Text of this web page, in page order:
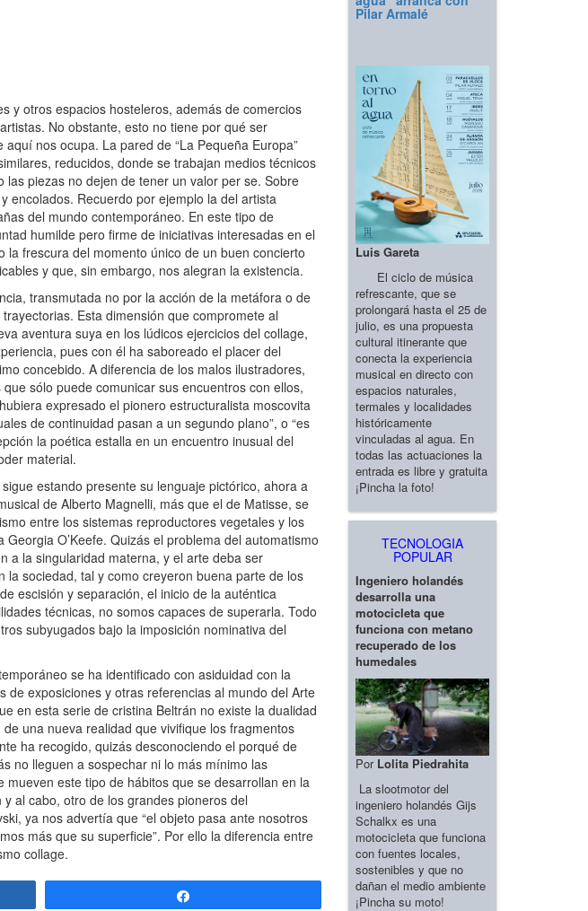
y otros espacios hosteleros, además de comercios
No obstante, esto no tiene por qué ser
nos ocupa. La pared de “La Pequeña Europa”
reducidos, donde se trabajan medios técnicos
piezas no dejen de tener un valor per se. Sobre
encolados. Recuerdo por ejemplo la del artista
del mundo contemporáneo. En este tipo de
humilde pero firme de iniciativas interesadas en el
frescura del momento único de un buen concierto
y que, sin embargo, nos alegran la existencia.
transmutada no por la acción de la metáfora o de
Esta dimensión que compromete al
aventura suya en los lúdicos ejercicios del collage,
pues con él ha saboreado el placer del
concebido. A diferencia de los malos ilustradores,
sólo puede comunicar sus encuentros con ellos,
expresado el pionero estructuralista moscovita
de continuidad pasan a un segundo plano”, o “es
la poética estalla en un encuentro inusual del
material.
estando presente su lenguaje pictórico, ahora a
de Alberto Magnelli, más que el de Matisse, se
entre los sistemas reproductores vegetales y los
O’Keefe. Quizás el problema del automatismo
a la singularidad materna, y el arte deba ser
sociedad, tal y como creyeron buena parte de los
escisión y separación, el inicio de la auténtica
técnicas, no somos capaces de superarla. Todo
subyugados bajo la imposición nominativa del
se ha identificado con asiduidad con la
exposiciones y otras referencias al mundo del Arte
en esta serie de cristina Beltrán no existe la dualidad
una nueva realidad que vivifique los fragmentos
ha recogido, quizás desconociendo el porqué de
no lleguen a sospechar ni lo más mínimo las
este tipo de hábitos que se desarrollan en la
al cabo, otro de los grandes pioneros del
ya nos advertía que “el objeto pasa ante nosotros
más que su superficie”. Por ello la diferencia entre
collage.
Pilar Armalé
Luis Gareta
El ciclo de música
refrescante, que se
prolongará hasta el 25 de
julio, es una propuesta
cultural itinerante que
conecta la experiencia
musical en directo con
espacios naturales,
termales y localidades
históricamente
vinculadas al agua. En
todas las actuaciones la
entrada es libre y gratuita
¡Pincha la foto!
TECNOLOGIA
POPULAR
Ingeniero holandés
desarrolla una
motocicleta que
funciona con metano
recuperado de los
humedales
Por Lolita Piedrahita
La slootmotor del
ingeniero holandés Gijs
Schalkx es una
motocicleta que funciona
con fuentes locales,
sostenibles y que no
dañan el medio ambiente
¡Pincha su moto!